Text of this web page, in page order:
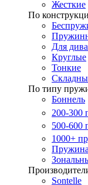
Жесткие
По
Для
Круглые
Тонкие
По типу
Боннель
200-300
500-600
1000+
Sontelle